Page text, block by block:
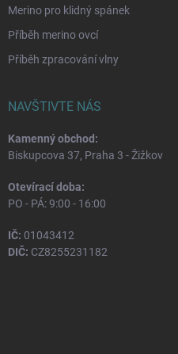
Merino pro klidný spánek
Příběh merino ovcí
Příběh zpracování vlny
NAVŠTIVTE NÁS
Kamenný obchod:
Biskupcova 37, Praha 3 - Žižkov
Otevírací doba:
PO - PÁ: 9:00 - 16:00
IČ: 01043412
DIČ: CZ8255231182